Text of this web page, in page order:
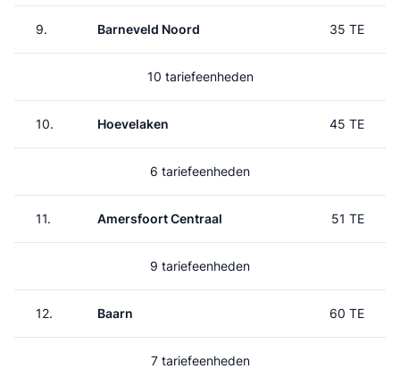
9. Barneveld Noord 35 TE
10 tariefeenheden
10. Hoevelaken 45 TE
6 tariefeenheden
11. Amersfoort Centraal 51 TE
9 tariefeenheden
12. Baarn 60 TE
7 tariefeenheden